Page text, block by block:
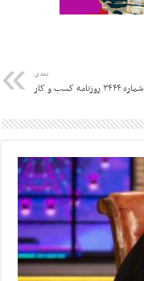
بعدی
شماره ۳۴۴۴ روزنامه کسب و کار